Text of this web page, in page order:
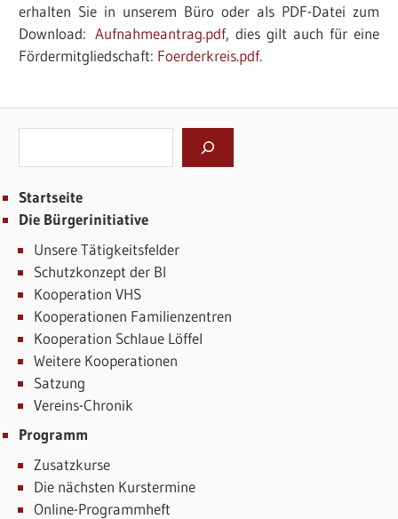
erhalten Sie in unserem Büro oder als PDF-Datei zum
Download:Aufnahmeantrag.pdf, dies gilt auch für eine
Fördermitgliedschaft: Foerderkreis.pdf.
Startseite
Die Bürgerinitiative
Unsere Tätigkeitsfelder
Schutzkonzept der BI
Kooperation VHS
Kooperationen Familienzentren
Kooperation Schlaue Löffel
Weitere Kooperationen
Satzung
Vereins-Chronik
Programm
Zusatzkurse
Die nächsten Kurstermine
Online-Programmheft